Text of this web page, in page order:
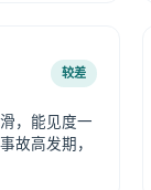
较差
，能见度一
故高发期，